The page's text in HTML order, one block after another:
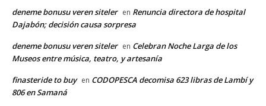
deneme bonusu veren siteler en Renuncia directora de hospital
Dajabón; decisión causa sorpresa
deneme bonusu veren siteler en Celebran Noche Larga de los
Museos entre música, teatro, y artesanía
finasteride to buy en CODOPESCA decomisa 623 libras de Lambí y
806 en Samaná